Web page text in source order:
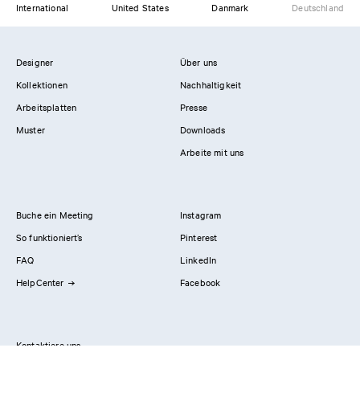
International United States Danmark Deutschland
Designer
Kollektionen
Arbeitsplatten
Muster
Über uns
Nachhaltigkeit
Presse
Downloads
Arbeite mit uns
Buche ein Meeting
So funktioniert’s
FAQ
HelpCenter
Instagram
Pinterest
LinkedIn
Facebook
Kontaktiere uns